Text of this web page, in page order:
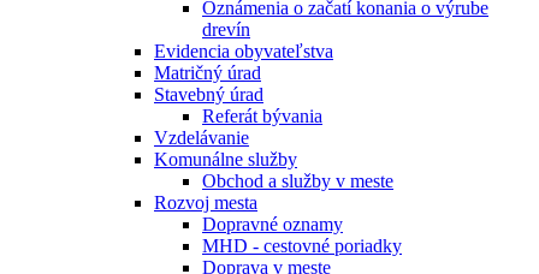
Oznámenia o začatí konania o výrube
drevín
Evidencia obyvateľstva
Matričný úrad
Stavebný úrad
Referát bývania
Vzdelávanie
Komunálne služby
Obchod a služby v meste
Rozvoj mesta
Dopravné oznamy
MHD - cestovné poriadky
Doprava v meste